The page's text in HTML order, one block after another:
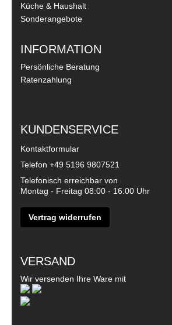
Küche & Haushalt
Sonderangebote
INFORMATION
Persönliche Beratung
Ratenzahlung
KUNDENSERVICE
Kontaktformular
Telefon +49 5196 9807521
Telefonisch erreichbar von
Montag - Freitag 08:00 - 16:00 Uhr
Vertrag widerrufen
VERSAND
Wir versenden Ihre Ware mit